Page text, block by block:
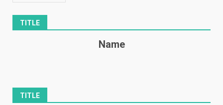
TITLE
Name
TITLE